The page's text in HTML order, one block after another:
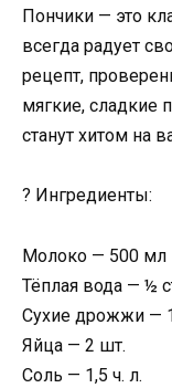
Пончики — это
всегда радует
рецепт,
мягкие, сладкие
станут хитом на
? Ингредиенты:
Молоко — 500 мл
Тёплая вода — ½
Сухие дрожжи —
Яйца — 2 шт.
Соль — 1,5 ч. л.